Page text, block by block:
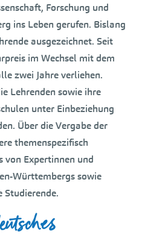
Forschung und
ins Leben gerufen. Bislang
ausgezeichnet. Seit
im Wechsel mit dem
zwei Jahre verliehen.
Lehrenden sowie ihre
unter Einbeziehung
Über die Vergabe der
themenspezifisch
von Expertinnen und
Württembergs sowie
Studierende.